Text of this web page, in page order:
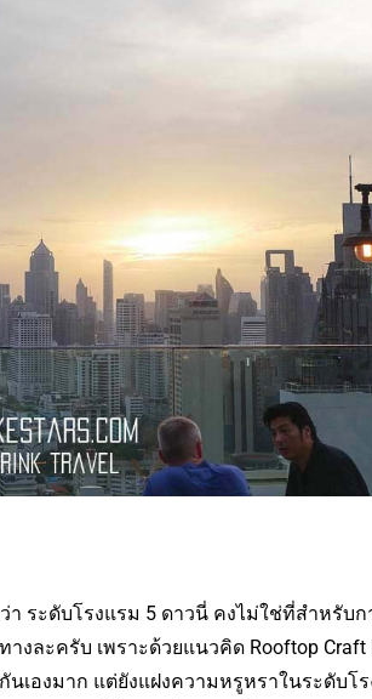
ระดับโรงแรม 5 ดาวนี่ คงไม่ใช่ที่สำหรับก
ละครับ เพราะด้วยแนวคิด Rooftop Craft
เองมาก แต่ยังแฝงความหรูหราในระดับโ